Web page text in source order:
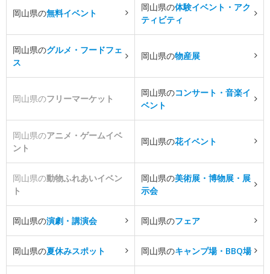
岡山県の無料イベント
岡山県の体験イベント・アク
ティビティ
岡山県のグルメ・フードフェ
ス
岡山県の物産展
岡山県のフリーマーケット
岡山県のコンサート・音楽イ
ベント
岡山県のアニメ・ゲームイベ
ント
岡山県の花イベント
岡山県の動物ふれあいイベン
ト
岡山県の美術展・博物展・展
示会
岡山県の演劇・講演会 岡山県のフェア
岡山県の夏休みスポット 岡山県のキャンプ場・BBQ場